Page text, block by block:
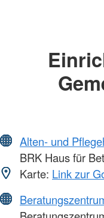
Alten- und
BRK Haus für
Karte: Link zur